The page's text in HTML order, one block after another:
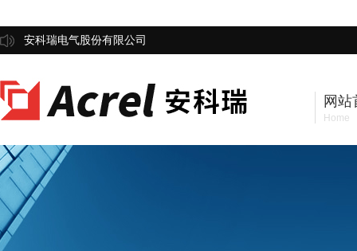
安科瑞电气股份有限公司
网站
Home